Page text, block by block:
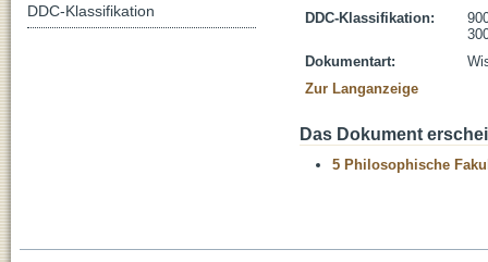
DDC-Klassifikation:
Dokumentart:
Zur Langanzeige
Das Dokument
5 Philosophische
DDC-Klassifikation